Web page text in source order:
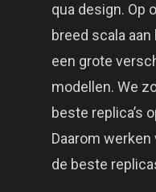
qua design. Op
breed scala
een grote
modellen. We
beste replica’s
Daarom
de beste